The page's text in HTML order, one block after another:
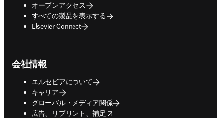
オープンアクセス
すべての製品を表示する
Elsevier Connect
会社情報
エルセビアについて
キャリア
グローバル・メディア関係
広告、リプリント、補足
opens in new tab/window